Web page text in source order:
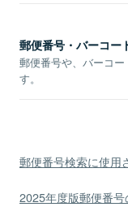
郵便番号・バーコー
郵便番号や、バーコ
す。
郵便番号検索に使用
2025年度版郵便番号